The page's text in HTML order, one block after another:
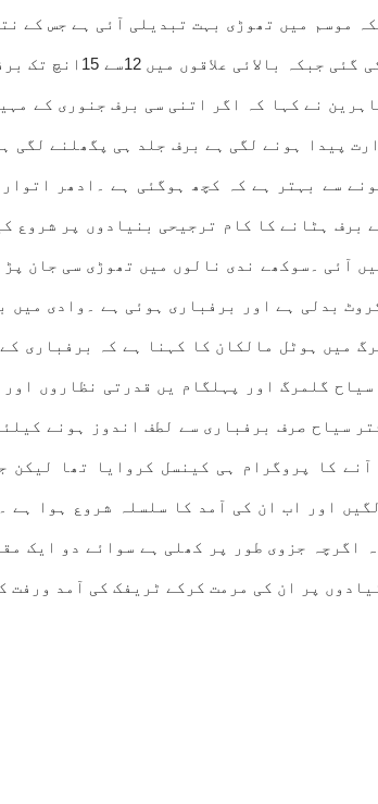
موسم میں تھوڑی بہت تبدیلی آئی ہے جس کے
برفباری ہوئی ہے
نے کہا کہ اگر اتنی سی برف جنوری کے
پیدا ہونے لگی ہے برف جلد ہی پگھلنے لگی
سے بہتر ہے کہ کچھ ہوگئی ہے ۔ادھر
ہٹانے کا کام ترجیحی بنیادوں پر شروع
آئی ۔سوکھے ندی نالوں میں تھوڑی سی جان
بدلی ہے اور برفباری ہوئی ہے ۔وادی میں
میں ہوٹل مالکان کا کہنا ہے کہ برفباری
گلمرگ اور پہلگام یں قدرتی نظاروں
سیاح صرف برفباری سے لطف اندوز ہونے
کا پروگرام ہی کینسل کروایا تھا لیکن
اور اب ان کی آمد کا سلسلہ شروع ہوا
اگرچہ جزوی طور پر کھلی ہے سوائے دو ایک
پر ان کی مرمت کرکے ٹریفک کی آمد ورفت